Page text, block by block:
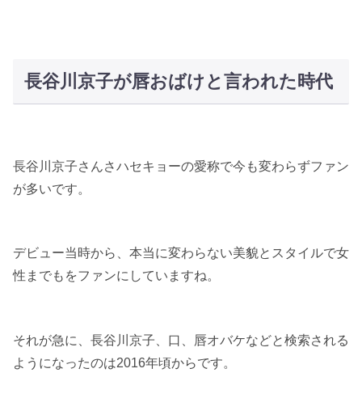
長谷川京子が唇おばけと言われた時代
長谷川京子さんさハセキョーの愛称で今も変わらずファン
が多いです。
デビュー当時から、本当に変わらない美貌とスタイルで女
性までもをファンにしていますね。
それが急に、長谷川京子、口、唇オバケなどと検索される
ようになったのは2016年頃からです。